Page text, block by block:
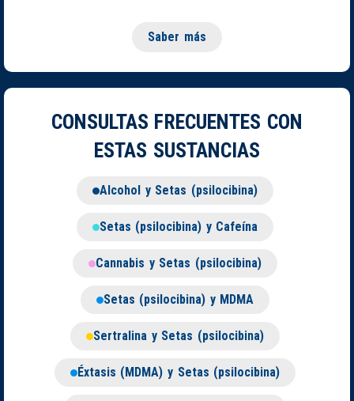
Saber más
CONSULTAS FRECUENTES CON
ESTAS SUSTANCIAS
Alcohol y Setas (psilocibina)
Setas (psilocibina) y Cafeína
Cannabis y Setas (psilocibina)
Setas (psilocibina) y MDMA
Sertralina y Setas (psilocibina)
Éxtasis (MDMA) y Setas (psilocibina)